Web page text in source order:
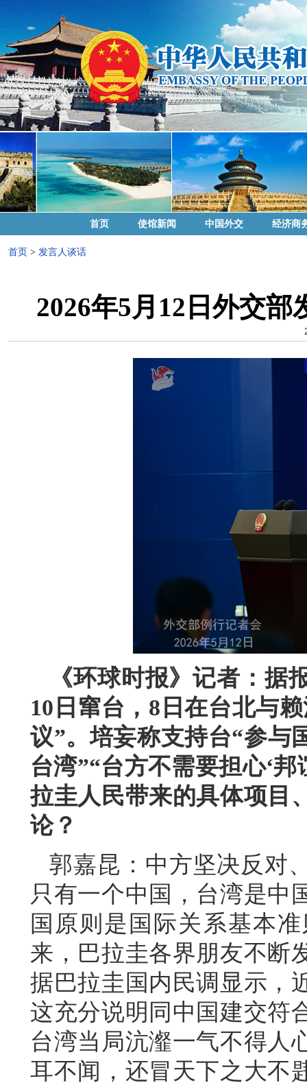
首页 使馆新闻 中国外交 经济商
首页 > 发言人谈话
2026年5月12日外交
《环球时报》记者：据
10日窜台，8日在台北与
议”。培妄称支持台“参与
台湾”“台方不需要担心‘
拉圭人民带来的具体项目
论？
郭嘉昆：中方坚决反对
只有一个中国，台湾是中
国原则是国际关系基本
来，巴拉圭各界朋友不断
据巴拉圭国内民调显示，
这充分说明同中国建交符
台湾当局沆瀣一气不得人
耳不闻，还冒天下之大不